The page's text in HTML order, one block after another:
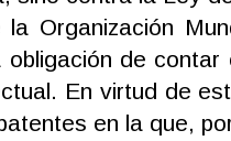
la Organización
de
En virtud de
en la que,